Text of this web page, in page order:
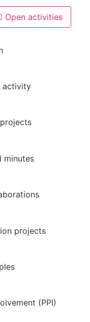
Open activities
activity
minutes
projects
(PPI)